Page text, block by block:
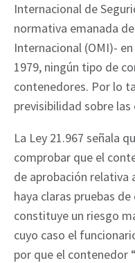
Internacional de
normativa emanada
Internacional (OMI)-
1979, ningún tipo de
contenedores. Por lo
previsibilidad sobre
La Ley 21.967 señala
comprobar que el
de aprobación
haya claras pruebas
constituye un riesgo
cuyo caso el
por que el contenedor